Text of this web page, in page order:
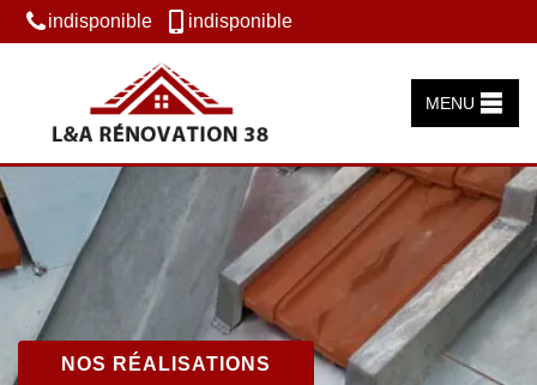
indisponible indisponible
MENU
NOS RÉALISATIONS